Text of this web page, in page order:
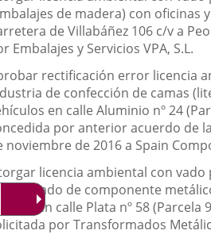
de madera) con oficinas
de Villabáñez 106 c/v a
Embalajes y Servicios VPA, S.L.
rectificación error licencia
de confección de camas
en calle Aluminio nº 24
por anterior acuerdo de
noviembre de 2016 a Spain
licencia ambiental con
de componente
en calle Plata nº 58 (Parcela
por Transformados